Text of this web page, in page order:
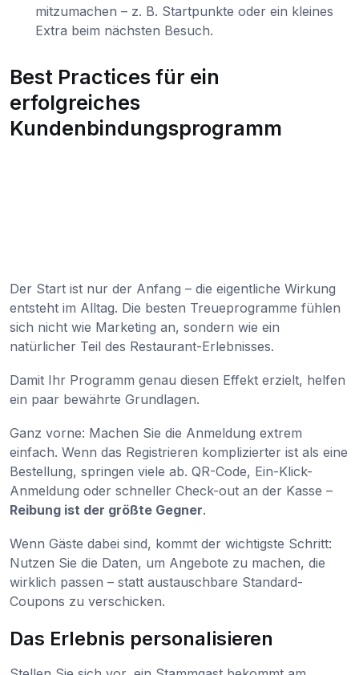
mitzumachen – z. B. Startpunkte oder ein kleines
Extra beim nächsten Besuch.
Best Practices für ein
erfolgreiches
Kundenbindungsprogramm
Der Start ist nur der Anfang – die eigentliche Wirkung
entsteht im Alltag. Die besten Treueprogramme fühlen
sich nicht wie Marketing an, sondern wie ein
natürlicher Teil des Restaurant-Erlebnisses.
Damit Ihr Programm genau diesen Effekt erzielt, helfen
ein paar bewährte Grundlagen.
Ganz vorne: Machen Sie die Anmeldung extrem
einfach. Wenn das Registrieren komplizierter ist als eine
Bestellung, springen viele ab. QR-Code, Ein-Klick-
Anmeldung oder schneller Check-out an der Kasse –
Reibung ist der größte Gegner.
Wenn Gäste dabei sind, kommt der wichtigste Schritt:
Nutzen Sie die Daten, um Angebote zu machen, die
wirklich passen – statt austauschbare Standard-
Coupons zu verschicken.
Das Erlebnis personalisieren